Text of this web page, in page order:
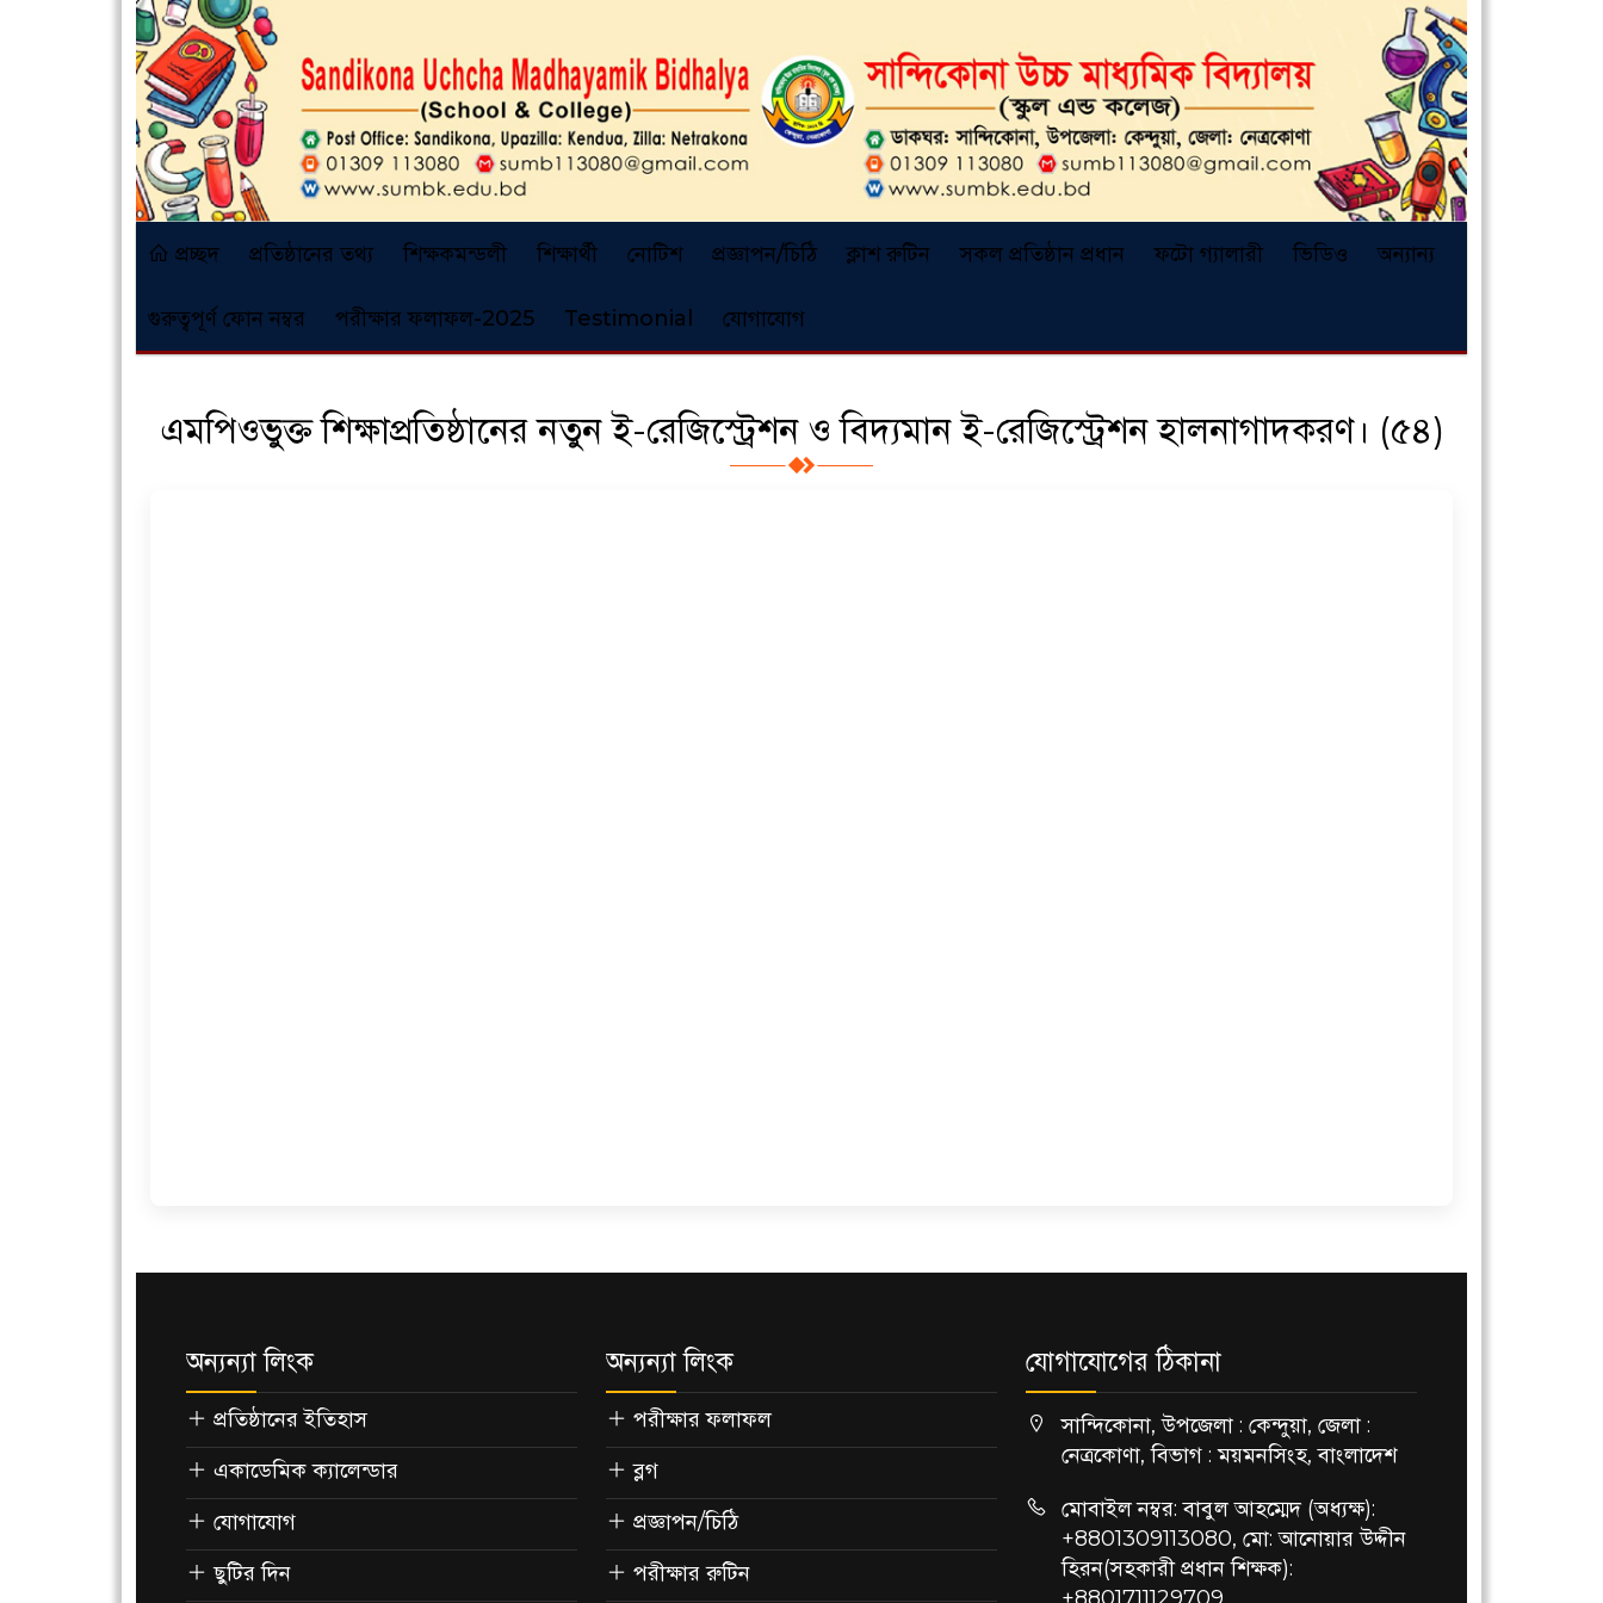
প্রচ্ছদ প্রতিষ্ঠানের তথ্য শিক্ষকমন্ডলী শিক্ষার্থী নোটিশ প্রজ্ঞাপন/চিঠি ক্লাশ রুটিন সকল প্রতিষ্ঠান প্রধান ফটো গ্যালারী ভিডিও অন্যান্য
গুরুত্বপূর্ণ ফোন নম্বর পরীক্ষার ফলাফল-2025 Testimonial যোগাযোগ
এমপিওভুক্ত শিক্ষাপ্রতিষ্ঠানের নতুন ই-রেজিস্ট্রেশন ও বিদ্যমান ই-রেজিস্ট্রেশন হালনাগাদকরণ। (৫৪)
অন্যন্যা লিংক
প্রতিষ্ঠানের ইতিহাস
একাডেমিক ক্যালেন্ডার
যোগাযোগ
ছুটির দিন
অন্যন্যা লিংক
পরীক্ষার ফলাফল
ব্লগ
প্রজ্ঞাপন/চিঠি
পরীক্ষার রুটিন
যোগাযোগের ঠিকানা
সান্দিকোনা, উপজেলা : কেন্দুয়া, জেলা :
নেত্রকোণা, বিভাগ : ময়মনসিংহ, বাংলাদেশ
মোবাইল নম্বর: বাবুল আহম্মেদ (অধ্যক্ষ):
+8801309113080, মো: আনোয়ার উদ্দীন
হিরন(সহকারী প্রধান শিক্ষক):